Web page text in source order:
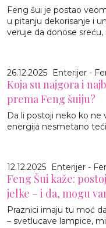
Feng šui je postao
u pitanju dekorisanje i
veruje da donose
26.12.2025 Enterijer -
Koja su najgora i
prema Feng šuiju?
Da li postoji neko ko
energija nesmetano
12.12.2025 Enterijer -
Feng Šui kaže:
jelke – i da, mogu
Praznici imaju tu moć
– svetlucave lampice,